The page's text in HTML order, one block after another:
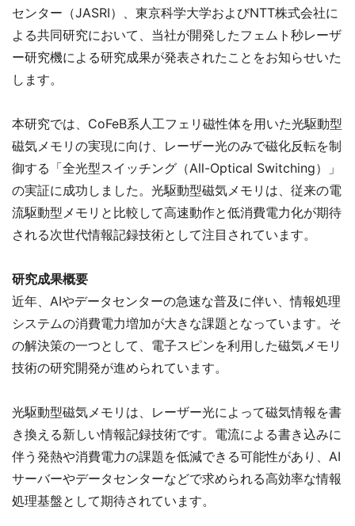
センター（JASRI）、東京科学大学およびNTT株式会社に
よる共同研究において、当社が開発したフェムト秒レーザ
ー研究機による研究成果が発表されたことをお知らせいた
します。
本研究では、CoFeB系人工フェリ磁性体を用いた光駆動型
磁気メモリの実現に向け、レーザー光のみで磁化反転を制
御する「全光型スイッチング（All-Optical Switching）」
の実証に成功しました。光駆動型磁気メモリは、従来の電
流駆動型メモリと比較して高速動作と低消費電力化が期待
される次世代情報記録技術として注目されています。
研究成果概要
近年、AIやデータセンターの急速な普及に伴い、情報処理
システムの消費電力増加が大きな課題となっています。そ
の解決策の一つとして、電子スピンを利用した磁気メモリ
技術の研究開発が進められています。
光駆動型磁気メモリは、レーザー光によって磁気情報を書
き換える新しい情報記録技術です。電流による書き込みに
伴う発熱や消費電力の課題を低減できる可能性があり、AI
サーバーやデータセンターなどで求められる高効率な情報
処理基盤として期待されています。